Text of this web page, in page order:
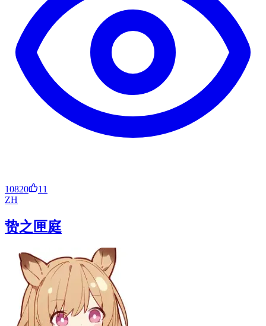
10820
11
ZH
贽之匣庭